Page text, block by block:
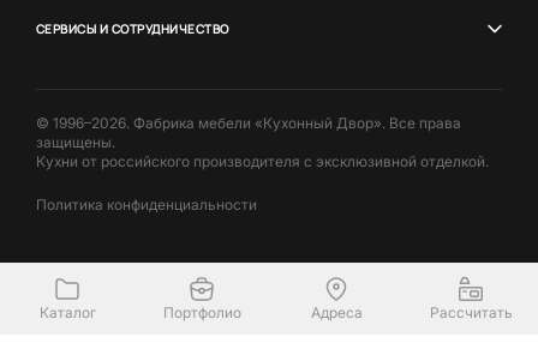
СЕРВИСЫ И СОТРУДНИЧЕСТВО
© 1996–2026. Фабрика мебели «Кухонный Двор». Все права
защищены.
Кухни от российского производителя с эксклюзивной отделкой.
Политика конфиденциальности
Каталог Портфолио Адреса Рассчитать